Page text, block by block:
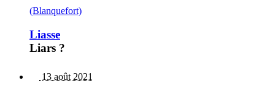
(Blanquefort)
Liasse
Liars ?
13 août 2021